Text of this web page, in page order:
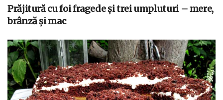
Prăjitură cu foi fragede și trei umpluturi – mere,
brânză și mac